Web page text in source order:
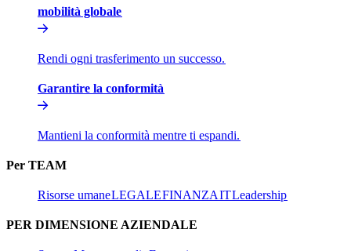
mobilità globale​​
Rendi ogni trasferimento un successo.​​
Garantire la conformità​​
Mantieni la conformità mentre ti espandi.​​
Per TEAM​​
Risorse umane​​LEGALE​​FINANZA​​IT​​Leadership​​
PER DIMENSIONE AZIENDALE​​